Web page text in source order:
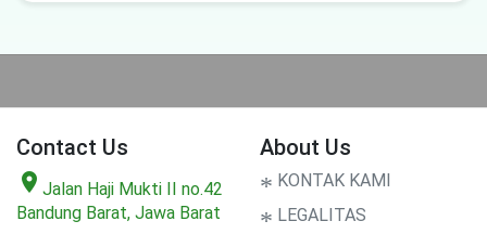
Contact Us
location_on Jalan Haji Mukti II no.42
Bandung Barat, Jawa Barat
About Us
* KONTAK KAMI
* LEGALITAS